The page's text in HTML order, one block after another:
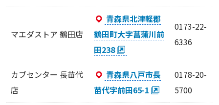
マエダストア 鶴田店
青森県北津軽郡
鶴田町大字菖蒲川前
田238
0173-22-
6336
カブセンター 長苗代
店
青森県八戸市長
苗代字前田65-1
0178-20-
5700